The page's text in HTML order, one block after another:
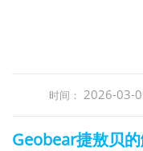
时间： 2026-03-
Geobear捷敖贝